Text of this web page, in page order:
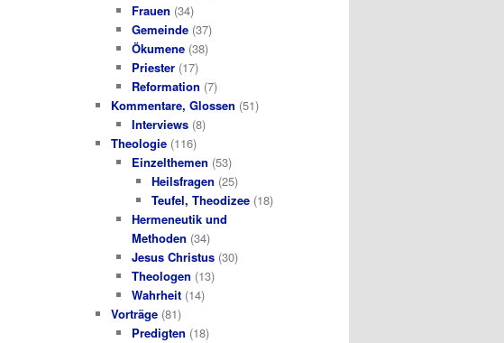
Frauen (34)
Gemeinde(37)
Ökumene(38)
Priester(17)
Reformation (7)
Kommentare, Glossen (51)
Interviews(8)
Theologie (116)
Einzelthemen (53)
Heilsfragen (25)
Teufel, Theodizee (18)
Hermeneutik und
Methoden (34)
Jesus Christus(30)
Theologen (13)
Wahrheit(14)
Vorträge (81)
Predigten (18)